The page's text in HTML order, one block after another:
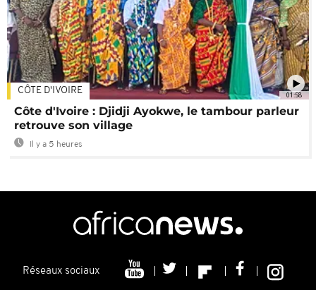
01:58
CÔTE D'IVOIRE
Côte d'Ivoire : Djidji Ayokwe, le tambour parleur
retrouve son village
Il y a 5 heures
Réseaux sociaux